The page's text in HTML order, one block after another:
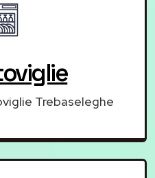
Trebaseleghe